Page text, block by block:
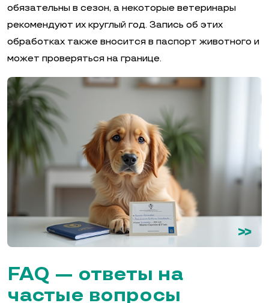
обязательны в сезон, а некоторые ветеринары
рекомендуют их круглый год. Запись об этих
обработках также вносится в паспорт животного и
может проверяться на границе.
FAQ — ответы на
частые вопросы